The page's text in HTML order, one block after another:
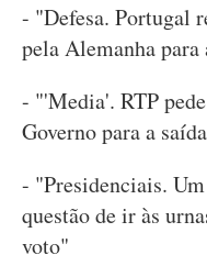
- "Defesa. Portugal
pela Alemanha
- "'Media'. RTP
Governo para a
- "Presidenciais.
questão de ir às
voto"